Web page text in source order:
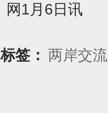
网1月6日讯
标签： 两岸交流